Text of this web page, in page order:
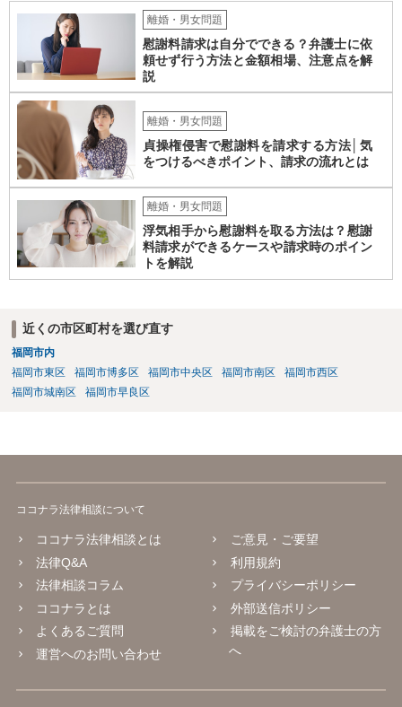
離婚・男女問題
慰謝料請求は自分でできる？弁護士に依
頼せず行う方法と金額相場、注意点を解
説
離婚・男女問題
貞操権侵害で慰謝料を請求する方法│気
をつけるべきポイント、請求の流れとは
離婚・男女問題
浮気相手から慰謝料を取る方法は？慰謝
料請求ができるケースや請求時のポイン
トを解説
近くの市区町村を選び直す
福岡市内
福岡市東区
福岡市博多区 福岡市中央区 福岡市南区
福岡市西区
福岡市城南区
福岡市早良区
ココナラ法律相談について
ココナラ法律相談とは
法律Q&A
法律相談コラム
ココナラとは
よくあるご質問
運営へのお問い合わせ
ご意見・ご要望
利用規約
プライバシーポリシー
外部送信ポリシー
掲載をご検討の弁護士の方
へ